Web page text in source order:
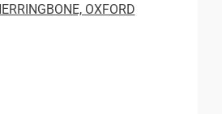
OXFORD